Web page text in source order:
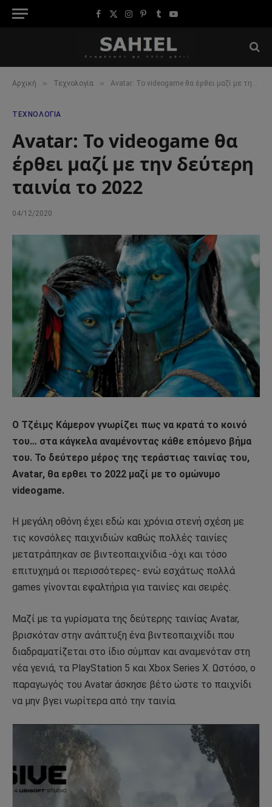
Facebook
X
Instagram
Pinterest
TumblrYouTube
Αρχική » Τεχνολογία » Avatar: Το videogame θα έρθει μαζί με την δεύτερη ταινία το 2022
ΤΕΧΝΟΛΟΓΊΑ
Avatar: Το videogame θα
έρθει μαζί με την δεύτερη
ταινία το 2022
04/12/2020
Ο Τζέιμς Κάμερον γνωρίζει πως να κρατά το κοινό
του… στα κάγκελα αναμένοντας κάθε επόμενο βήμα
του. Το δεύτερο μέρος της τεράστιας ταινίας του,
Avatar, θα ερθει το 2022 μαζί με το ομώνυμο
videogame.
Η μεγάλη οθόνη έχει εδώ και χρόνια στενή σχέση με
τις κονσόλες παιχνιδιών καθώς πολλές ταινίες
μετατράπηκαν σε βιντεοπαιχνίδια -όχι και τόσο
επιτυχημά οι περισσότερες- ενώ εσχάτως πολλά
games γίνονται εφαλτήρια για ταινίες και σειρές.
Μαζί με τα γυρίσματα της δεύτερης ταινίας Avatar,
βρισκόταν στην ανάπτυξη ένα βιντεοπαιχνίδι που
διαδραματίζεται στο ίδιο σύμπαν και αναμενόταν στη
νέα γενιά, τα PlayStation 5 και Xbox Series X. Ωστόσο, ο
παραγωγός του Avatar άσκησε βέτο ώστε το παιχνίδι
να μην βγει νωρίτερα από την ταινία.